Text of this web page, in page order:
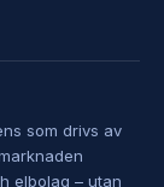
som drivs av
elbolag – utan